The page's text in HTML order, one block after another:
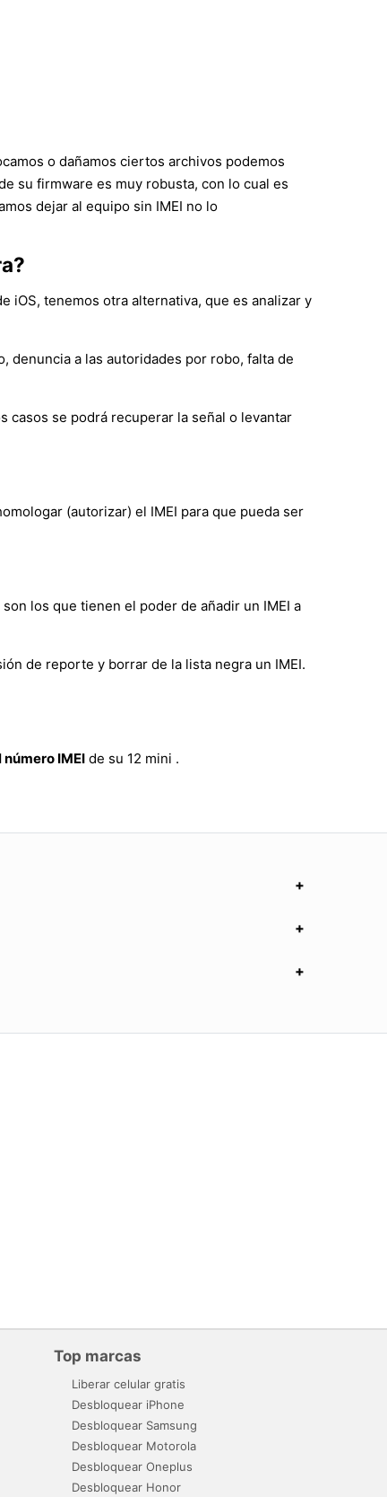
o dañamos ciertos archivos podemos
su firmware es muy robusta, con lo cual es
dejar al equipo sin IMEI no lo
iOS, tenemos otra alternativa, que es analizar y
denuncia a las autoridades por robo, falta de
casos se podrá recuperar la señal o levantar
(autorizar) el IMEI para que pueda ser
los que tienen el poder de añadir un IMEI a
de reporte y borrar de la lista negra un IMEI.
IMEI de su 12 mini .
Top marcas
Liberar celular gratis
Desbloquear iPhone
Desbloquear Samsung
Desbloquear Motorola
Desbloquear Oneplus
Desbloquear Honor